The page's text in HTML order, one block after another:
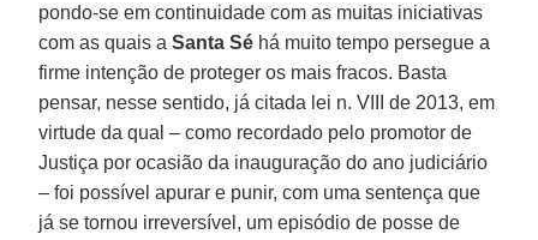
pondo-se em continuidade com as muitas iniciativas
com as quais aSanta Sé há muito tempo persegue a
firme intenção de proteger os mais fracos. Basta
pensar, nesse sentido, já citada lei n. VIII de 2013, em
virtude da qual – como recordado pelo promotor de
Justiça por ocasião da inauguração do ano judiciário
– foi possível apurar e punir, com uma sentença que
já se tornou irreversível, um episódio de posse de